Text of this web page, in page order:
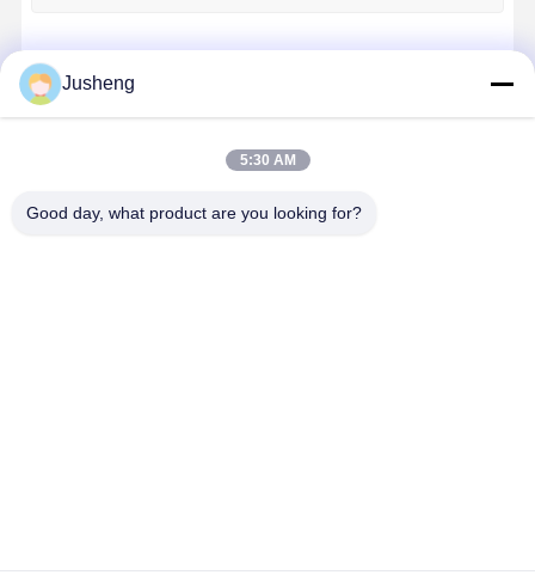
इंजन कनेक्टिंग रॉड
Jusheng
5:30 AM
Good day, what product are you looking for?